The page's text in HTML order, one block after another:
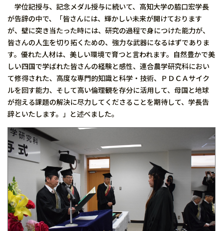
学位記授与、記念メダル授与に続いて、高知大学の脇口宏学長
が告辞の中で、「皆さんには、輝かしい未来が開けております
が、壁に突き当たった時には、研究の過程で身につけた能力が、
皆さんの人生を切り拓くための、強力な武器になるはずでありま
す。優れた人材は、美しい環境で育つと言われます。自然豊かで美
しい四国で学ばれた皆さんの経験と感性、連合農学研究科におい
て修得された、高度な専門的知識と科学・技術、ＰＤＣＡサイク
ルを回す能力、そして高い倫理観を存分に活用して、母国と地球
が抱える課題の解決に尽力してくださることを期待して、学長告
辞といたします。」と述べました。